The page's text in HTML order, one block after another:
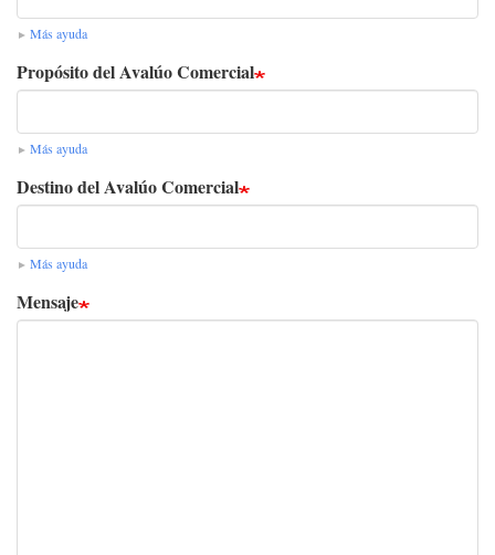
Más ayuda
Propósito del Avalúo Comercial
Más ayuda
Destino del Avalúo Comercial
Más ayuda
Mensaje